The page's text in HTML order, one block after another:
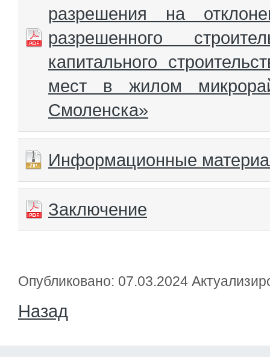
разрешения на
разрешенного
капитального
мест в жилом
Смоленска»
Информационные
Заключение
Опубликовано: 07.03.2024
Назад